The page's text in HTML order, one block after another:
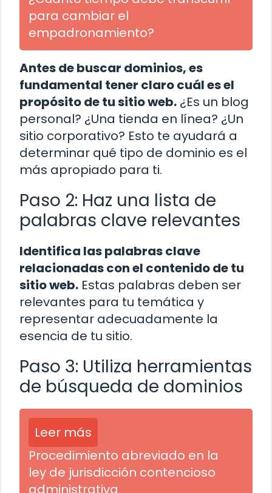
para cambiar el
empadronamiento?
Antes de buscar dominios, es
fundamental tener claro cuál es el
propósito de tu sitio web. ¿Es un blog
personal? ¿Una tienda en línea? ¿Un
sitio corporativo? Esto te ayudará a
determinar qué tipo de dominio es el
más apropiado para ti.
Paso 2: Haz una lista de
palabras clave relevantes
Identifica las palabras clave
relacionadas con el contenido de tu
sitio web. Estas palabras deben ser
relevantes para tu temática y
representar adecuadamente la
esencia de tu sitio.
Paso 3: Utiliza herramientas
de búsqueda de dominios
Leer más
Procedimiento abreviado en la
ley de jurisdicción contencioso
administrativa